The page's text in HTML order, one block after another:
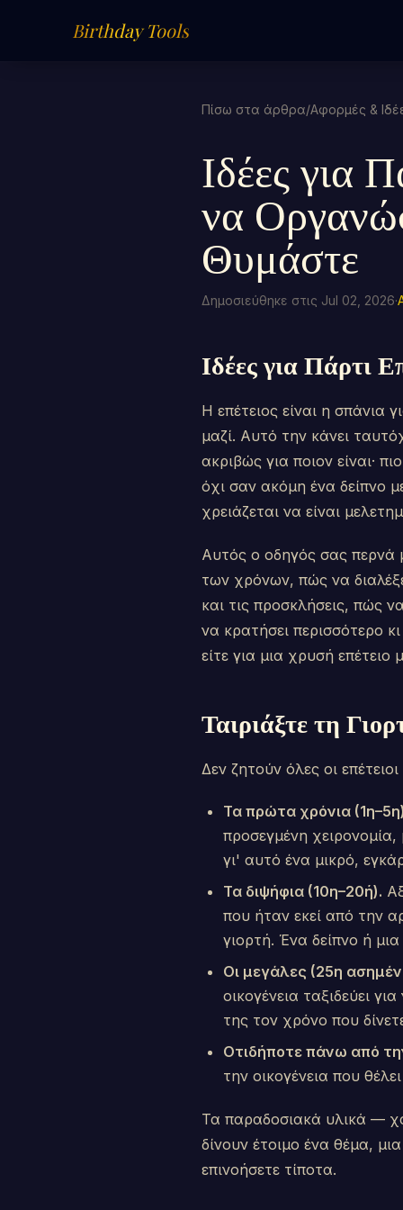
Birthday Tools
Πίσω στα άρθρα/Αφορμές &
Ιδέες για
να
Θυμάστε
Δημοσιεύθηκε στις Jul 02, 2026·
Ιδέες για Πάρτι
Η επέτειος είναι η σπάνια
μαζί. Αυτό την κάνει
ακριβώς για ποιον είναι·
όχι σαν ακόμη ένα δείπνο
χρειάζεται να είναι
Αυτός ο οδηγός σας περνά
των χρόνων, πώς να
και τις προσκλήσεις, πώς
να κρατήσει περισσότερο
είτε για μια χρυσή
Ταιριάξτε τη
Δεν ζητούν όλες οι
Τα πρώτα χρόνια
προσεγμένη χειρονομία,
γι' αυτό ένα μικρό,
Τα διψήφια (10η–20ή).
που ήταν εκεί από την
γιορτή. Ένα δείπνο ή
Οι μεγάλες (25η
οικογένεια ταξιδεύει
της τον χρόνο που
Οτιδήποτε πάνω από
την οικογένεια που
Τα παραδοσιακά υλικά —
δίνουν έτοιμο ένα θέμα,
επινοήσετε τίποτα.